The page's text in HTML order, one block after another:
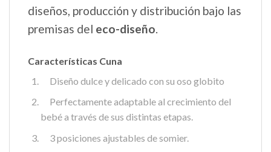
diseños, producción y distribución bajo las
premisas del eco-diseño.
Características Cuna
Diseño dulce y delicado con su oso globito
Perfectamente adaptable al crecimiento del
bebé a través de sus distintas etapas.
3 posiciones ajustables de somier.